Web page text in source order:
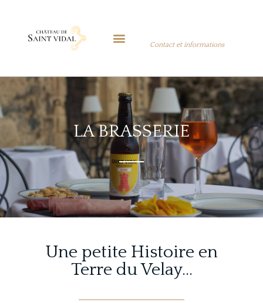
Contact et informations
LA BRASSERIE
Une petite Histoire en
Terre du Velay…